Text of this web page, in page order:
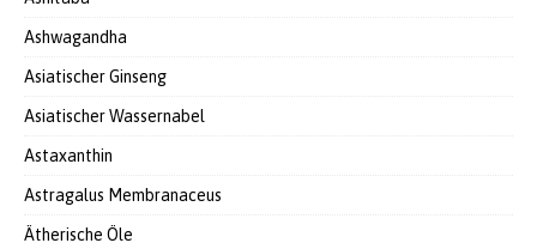
Ashwagandha
Asiatischer Ginseng
Asiatischer Wassernabel
Astaxanthin
Astragalus Membranaceus
Ätherische Öle